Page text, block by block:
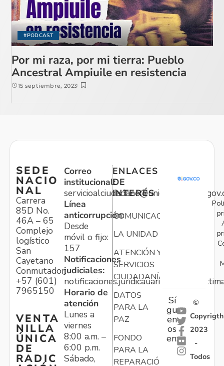
#PODCAST
Por mi raza, por mi tierra: Pueblo
Ancestral Ampiuile en resistencia
15 septiembre, 2023
SEDE
NACIO
NAL
Carrera
85D No.
46A – 65
Complejo
logístico
San
Cayetano
Conmutador:
+57 (601)
7965150
VENTA
NILLA
ÚNICA
DE
RADIC
Correo
institucional:
Línea
anticorrupción:
Desde
móvil o fijo:
157
Notificaciones
judiciales:
Horario de
atención
Lunes a
viernes
8:00 a.m. –
6:00 p.m.
Sábado,
ENLACES
DE
INTERÉS
COMUNICACIONES
LA UNIDAD
ATENCIÓN Y
SERVICIOS
CIUDADANÍA
DATOS
PARA LA
PAZ
FONDO
PARA LA
REPARACIÓN
Sí
gu
en
os
en:
©
Copyrigth
2023
-
Todos